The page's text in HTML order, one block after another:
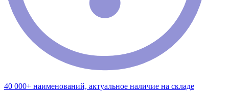
40 000+ наименований, актуальное наличие на складе